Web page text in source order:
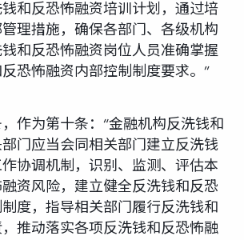
和反恐怖融资培训计划，通过培
理措施，确保各部门、各级机构
和反恐怖融资岗位人员准确掌握
恐怖融资内部控制制度要求。”
，作为第十条：“金融机构反洗钱和
门应当会同相关部门建立反洗钱
协调机制，识别、监测、评估本
资风险，建立健全反洗钱和反恐
度，指导相关部门履行反洗钱和
推动落实各项反洗钱和反恐怖融